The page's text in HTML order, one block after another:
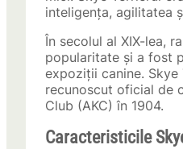
inteligența, agilitatea
În secolul al XIX-lea,
popularitate și a fost
expoziții canine. Skye
recunoscut oficial de
Club (AKC) în 1904.
Caracteristicile